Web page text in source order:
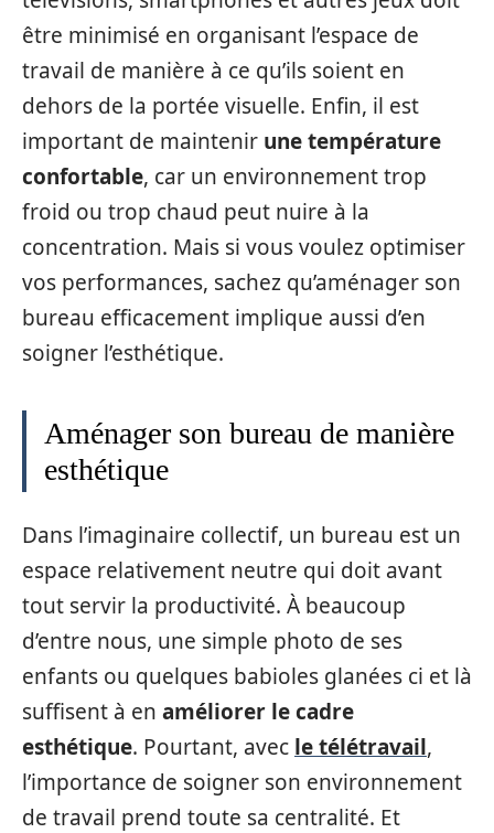
être minimisé en organisant l’espace de
travail de manière à ce qu’ils soient en
dehors de la portée visuelle. Enfin, il est
important de maintenir une température
confortable, car un environnement trop
froid ou trop chaud peut nuire à la
concentration. Mais si vous voulez optimiser
vos performances, sachez qu’aménager son
bureau efficacement implique aussi d’en
soigner l’esthétique.
Aménager son bureau de manière
esthétique
Dans l’imaginaire collectif, un bureau est un
espace relativement neutre qui doit avant
tout servir la productivité. À beaucoup
d’entre nous, une simple photo de ses
enfants ou quelques babioles glanées ci et là
suffisent à en améliorer le cadre
esthétique. Pourtant, avec le télétravail,
l’importance de soigner son environnement
de travail prend toute sa centralité. Et